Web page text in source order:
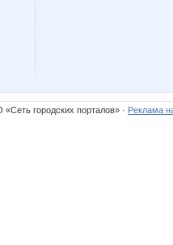
городских порталов» · Реклама